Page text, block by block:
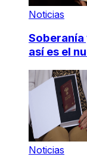
Noticias
Soberanía
así es el
Noticias